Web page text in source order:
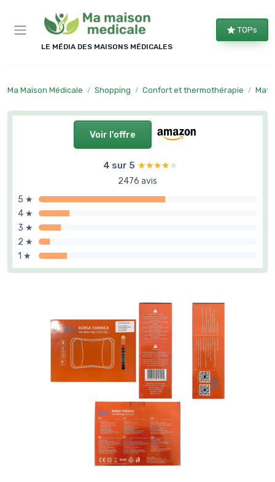
LE MÉDIA DES MAISONS MÉDICALES
TOPs
Ma Maison Médicale Shopping Confort et thermothérapie
Voir l'offre
4 sur 5 ★★★★★
★★★★★
2476 avis
5 ★
4 ★
3 ★
2 ★
1 ★